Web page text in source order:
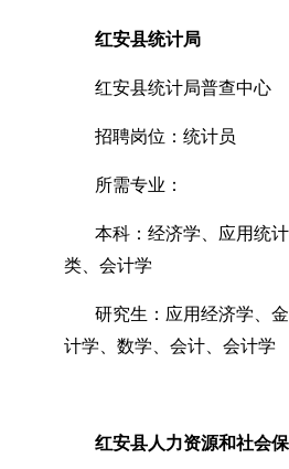
红安县统计局
红安县统计局普查中心
招聘岗位：统计员
所需专业：
本科：经济学、应用统
类、会计学
研究生：应用经济学、
计学、数学、会计、会计学
红安县人力资源和社会